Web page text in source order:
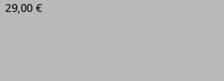
hinzugefügt ✔️
der
Bildgalerie
der
Bildgalerie
29,00 €